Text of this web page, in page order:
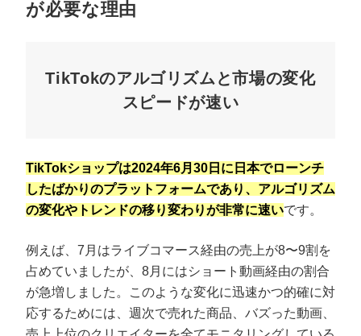
が必要な理由
TikTokのアルゴリズムと市場の変化
スピードが速い
TikTokショップは2024年6月30日に日本でローンチ
したばかりのプラットフォームであり、アルゴリズム
の変化やトレンドの移り変わりが非常に速いです。
例えば、7月はライブコマース経由の売上が8〜9割を
占めていましたが、8月にはショート動画経由の割合
が急増しました。このような変化に迅速かつ的確に対
応するためには、週次で売れた商品、バズった動画、